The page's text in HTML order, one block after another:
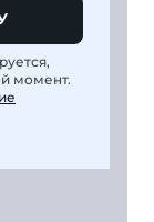
момент.